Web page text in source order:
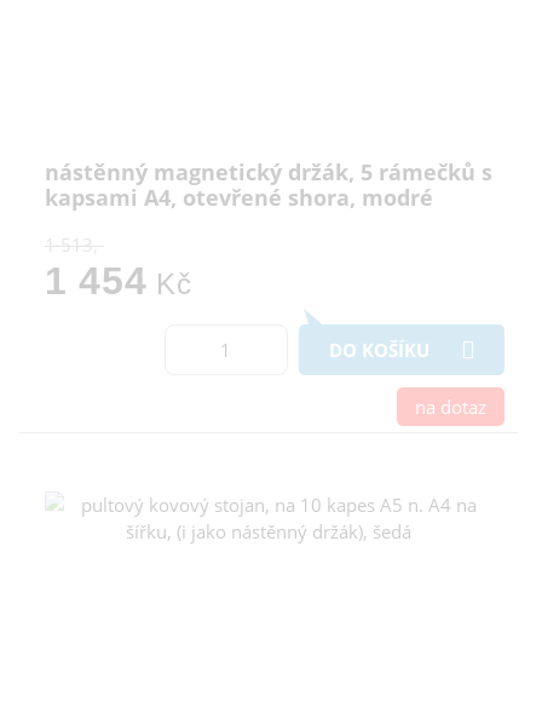
nástěnný magnetický držák, 5 rámečků s
kapsami A4, otevřené shora, modré
1 513,-
1 454 Kč
DO KOŠÍKU
na dotaz